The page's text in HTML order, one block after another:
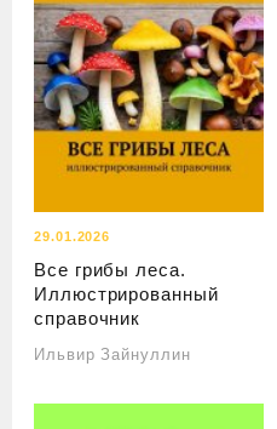
29.01.2026
Все грибы леса.
Иллюстрированный
справочник
Ильвир Зайнуллин